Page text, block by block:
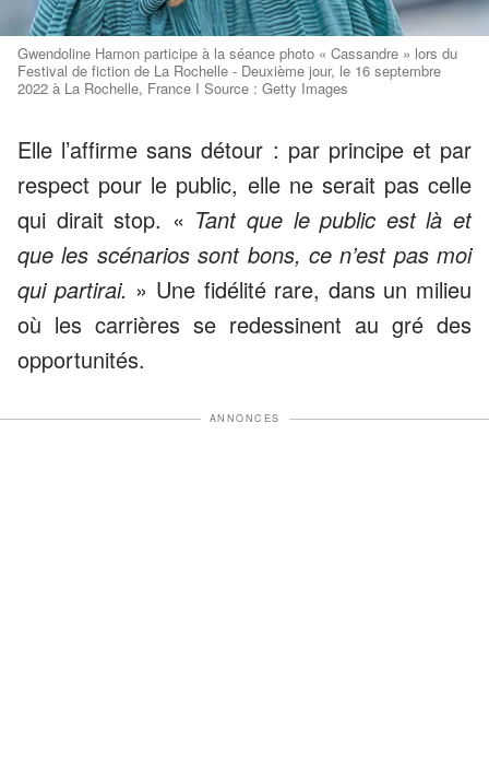
Gwendoline Hamon participe à la séance photo « Cassandre » lors du
Festival de fiction de La Rochelle - Deuxième jour, le 16 septembre
2022 à La Rochelle, France I Source : Getty Images
Elle l’affirme sans détour : par principe et par
respect pour le public, elle ne serait pas celle
qui dirait stop. « Tant que le public est là et
que les scénarios sont bons, ce n’est pas moi
qui partirai. » Une fidélité rare, dans un milieu
où les carrières se redessinent au gré des
opportunités.
ANNONCES